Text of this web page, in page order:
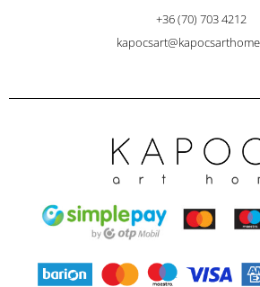
+36 (70) 703 4212